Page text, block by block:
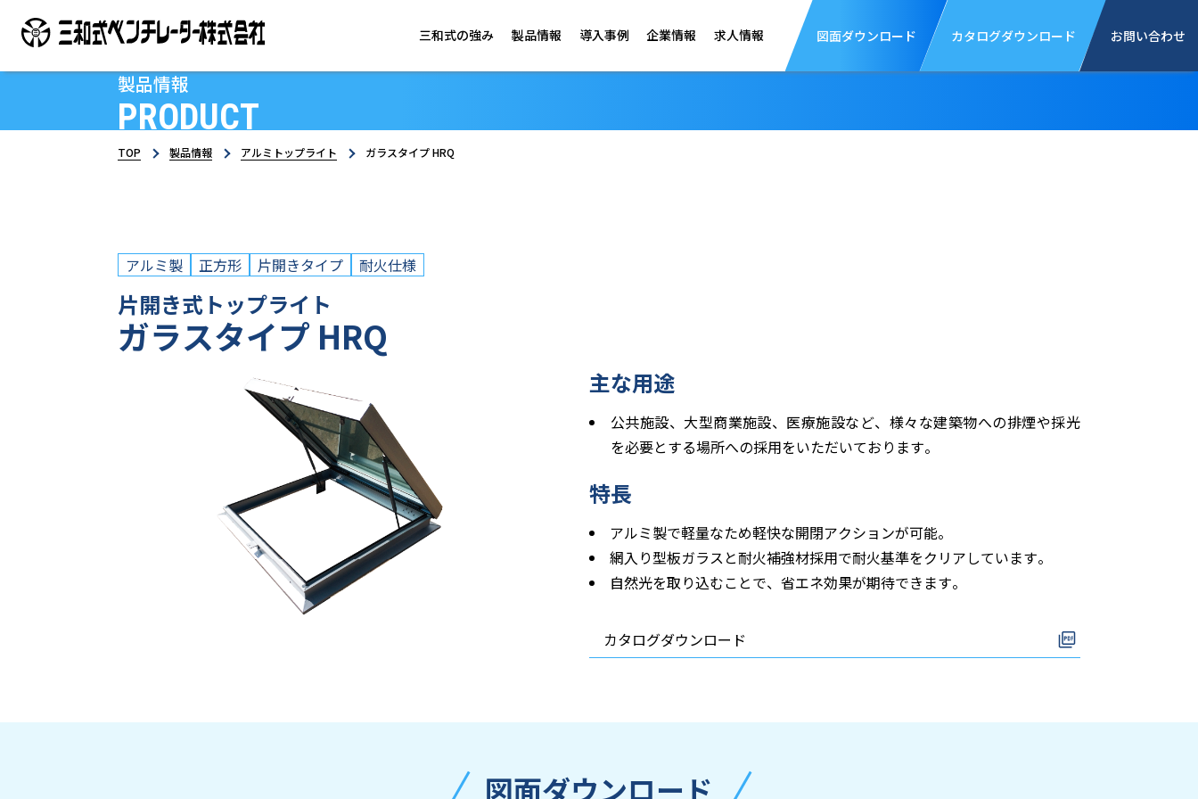
三和式の強み 製品情報 導入事例 企業情報 求人情報 図面ダウンロード カタログダウンロード お問い合わせ
製品情報
PRODUCT
TOP 製品情報 アルミトップライト ガラスタイプ HRQ
アルミ製 正方形 片開きタイプ 耐火仕様
片開き式トップライト
ガラスタイプ HRQ
主な用途
公共施設、大型商業施設、医療施設など、様々な建築物への排煙や採光
を必要とする場所への採用をいただいております。
特長
アルミ製で軽量なため軽快な開閉アクションが可能。
網入り型板ガラスと耐火補強材採用で耐火基準をクリアしています。
自然光を取り込むことで、省エネ効果が期待できます。
カタログダウンロード
図面ダウンロード